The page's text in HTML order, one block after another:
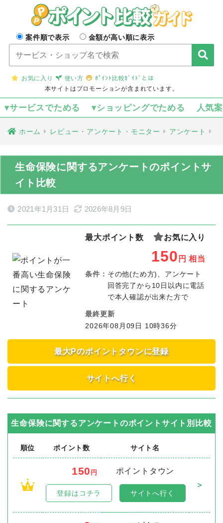
案件順で表示 金額が高い順に表示
お気に入り 使い方
ﾎﾟｲﾝﾄ比較ｶﾞｲﾄﾞとは
本サイトはプロモーションが含まれています。
▾サービスでためる ▾ショッピングでためる 人気
ホーム レビュー・アンケート・モニター アンケート
生命保険に関するアンケートのポイントサ
イト比較
2021年1月31日 2026年8月9日
最大ポイント数 お気に入り
150 円 相当
条件： その他(ため方)、アンケート
回答完了から10日以内に電話
で本人確認が出来た方で
最終更新
2026年08月09日 10時36分
最大Pのポイントタウンに登録
サイトへ行く
生命保険に関するアンケート のポイントサイト別比較
順位 ポイント数 サイト名
1
150 円
ポイントタウン
＞
登録はコチラ サイトへ行く